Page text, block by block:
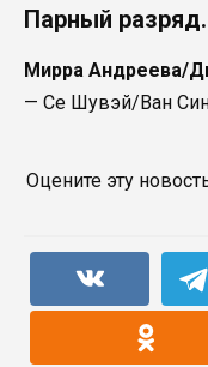
Парный
Мирра Андреева/
— Се Шувэй/Ван
Оцените эту